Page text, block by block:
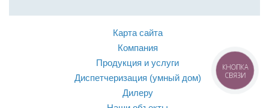
Карта сайта
Компания
Продукция и услуги
Диспетчеризация (умный дом)
Дилеру
КНОПКА
СВЯЗИ